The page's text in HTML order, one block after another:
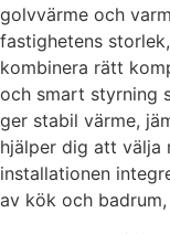
golvvärme och
fastighetens
kombinera rätt
och smart styrning
ger stabil värme,
hjälper dig att välja
installationen
av kök och